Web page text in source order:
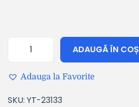
ADAUGĂ ÎN COȘ
Adauga la Favorite
SKU: YT-23133